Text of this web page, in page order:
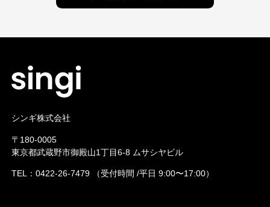
シンギ株式会社
〒180-0005
東京都武蔵野市御殿山1丁目6-8 ムサシヤビル
TEL：0422-26-7479 （受付時間 /平日 9:00〜17:00）